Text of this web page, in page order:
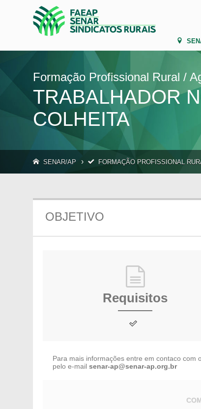
Formação Profissional Rural /
TRABALHADOR
COLHEITA
SENAR/AP › FORMAÇÃO PROFISSIONAL
OBJETIVO
Requisitos
Para mais informações entre em contaco com
pelo e-mailsenar-ap@senar-ap.org.br